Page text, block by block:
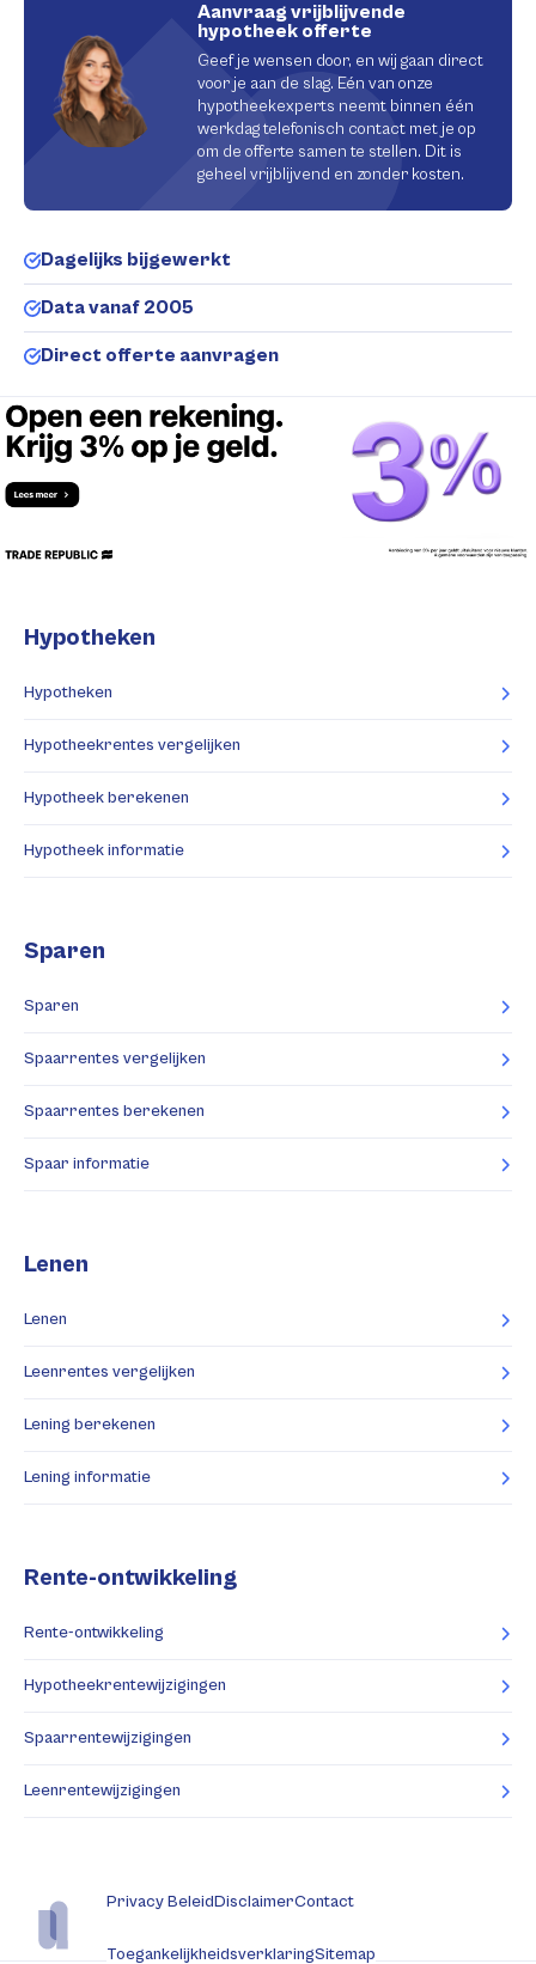
Aanvraag vrijblijvende
hypotheek offerte
Geef je wensen door, en wij gaan direct
voor je aan de slag. Eén van onze
hypotheekexperts neemt binnen één
werkdag telefonisch contact met je op
om de offerte samen te stellen. Dit is
geheel vrijblijvend en zonder kosten.
Dagelijks bijgewerkt
Data vanaf 2005
Direct offerte aanvragen
Hypotheken
Hypotheken
Hypotheekrentes vergelijken
Hypotheek berekenen
Hypotheek informatie
Sparen
Sparen
Spaarrentes vergelijken
Spaarrentes berekenen
Spaar informatie
Lenen
Lenen
Leenrentes vergelijken
Lening berekenen
Lening informatie
Rente-ontwikkeling
Rente-ontwikkeling
Hypotheekrentewijzigingen
Spaarrentewijzigingen
Leenrentewijzigingen
Privacy BeleidDisclaimerContact
ToegankelijkheidsverklaringSitemap